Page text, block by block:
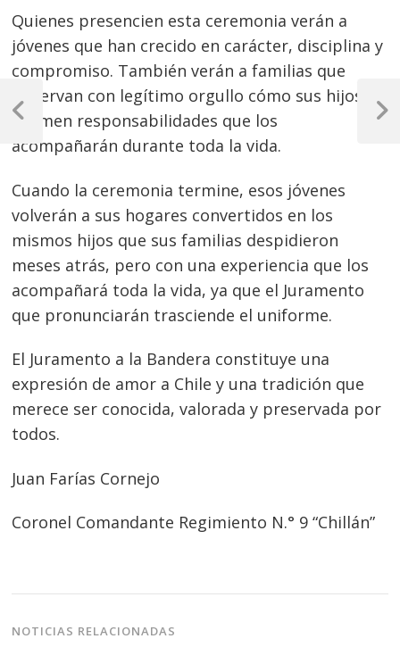
Quienes presencien esta ceremonia verán a
jóvenes que han crecido en carácter, disciplina y
compromiso. También verán a familias que
observan con legítimo orgullo cómo sus hijos
asumen responsabilidades que los
acompañarán durante toda la vida.
Cuando la ceremonia termine, esos jóvenes
volverán a sus hogares convertidos en los
mismos hijos que sus familias despidieron
meses atrás, pero con una experiencia que los
acompañará toda la vida, ya que el Juramento
que pronunciarán trasciende el uniforme.
El Juramento a la Bandera constituye una
expresión de amor a Chile y una tradición que
merece ser conocida, valorada y preservada por
todos.
Juan Farías Cornejo
Coronel Comandante Regimiento N.° 9 “Chillán”
NOTICIAS RELACIONADAS
Navegación
de
entradas
Previous
Next